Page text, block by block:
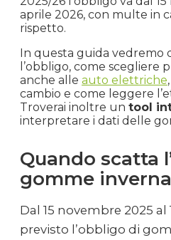
aprile 2026, con multe in
rispetto.
In questa guida vedremo
l’obbligo, come scegliere
anche alle auto elettriche
cambio e come leggere
Troverai inoltre un tool
interpretare i dati delle
Quando scatta
gomme
Dal 15 novembre 2025 al
previsto l’obbligo di